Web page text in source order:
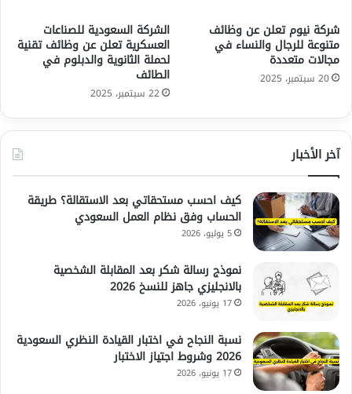
شركة نيوم تعلن عن وظائف
متنوعة للرجال والنساء في
مجالات متعددة
20 سبتمبر، 2025
الشركة السعودية للصناعات
العسكرية تعلن عن وظائف تقنية
لحملة الثانوية والدبلوم في
الطائف
22 سبتمبر، 2025
آخر الأخبار
كيف احسب مستحقاتي بعد الاستقالة؟ طريقة
الحساب وفق نظام العمل السعودي
5 يوليو، 2026
نموذج رسالة شكر بعد المقابلة الشخصية
بالانجليزي جاهز للنسخ 2026
17 يونيو، 2026
نسبة النجاح في اختبار القيادة النظري السعودية
2026 وشروط اجتياز الاختبار
17 يونيو، 2026